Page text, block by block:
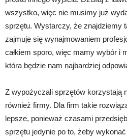
wszystko, więc nie musimy już
sprzętu. Wystarczy, że znajdziemy
zajmuje się wynajmowaniem
całkiem sporo, więc mamy wybór i
która będzie nam najbardziej
Z wypożyczali sprzętów korzystają
również firmy. Dla firm takie
lepsze, ponieważ czasami
sprzętu jedynie po to, żeby